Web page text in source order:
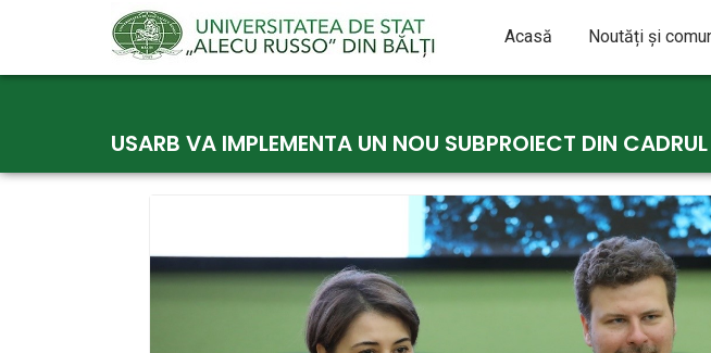
Acasă Noutăți și
USARB VA IMPLEMENTA UN NOU SUBPROIECT DIN